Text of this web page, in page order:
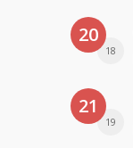
20
18
21
19